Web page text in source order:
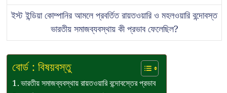
ইস্ট ইন্ডিয়া কোম্পানির আমলে প্রবর্তিত রায়তওয়ারি ও মহলওয়ারি বন্দোবস্ত
ভারতীয় সমাজব্যবস্থায় কী প্রভাব ফেলেছিল?
বোর্ড : বিষয়বস্তু
ভারতীয় সমাজব্যবস্থায় রায়তওয়ারি বন্দোবস্তের প্রভাব